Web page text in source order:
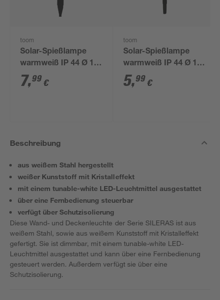
toom
Solar-Spießlampe
warmweiß IP 44 Ø 15
x 44 cm
7,99 €
toom
Solar-Spießlampe
warmweiß IP 44 Ø 10
x 39 cm
5,99 €
Beschreibung
aus weißem Stahl hergestellt
weißer Kunststoff mit Kristalleffekt
mit einem tunable-white LED-Leuchtmittel ausgestattet
über eine Fernbedienung steuerbar
verfügt über Schutzisolierung
Diese Wand- und Deckenleuchte der Serie SILERAS ist aus
weißem Stahl, sowie aus weißem Kunststoff mit Kristalleffekt
gefertigt. Sie ist dimmbar, mit einem tunable-white LED-
Leuchtmittel ausgestattet und kann über eine Fernbedienung
gesteuert werden. Außerdem verfügt sie über eine
Schutzisolierung.